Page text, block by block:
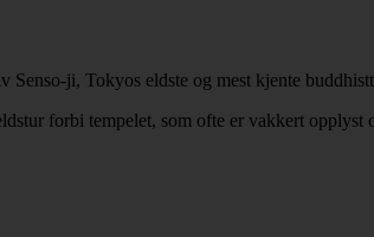
ji, Tokyos eldste og mest kjente
forbi tempelet, som ofte er vakkert opplyst